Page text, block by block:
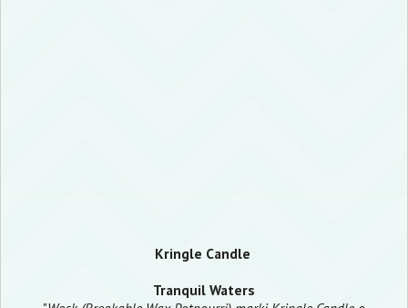
Kringle Candle
Tranquil Waters